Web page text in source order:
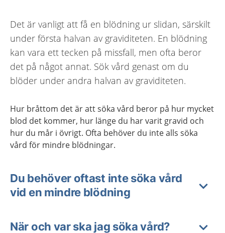
Det är vanligt att få en blödning ur slidan, särskilt
under första halvan av graviditeten. En blödning
kan vara ett tecken på missfall, men ofta beror
det på något annat. Sök vård genast om du
blöder under andra halvan av graviditeten.
Hur bråttom det är att söka vård beror på hur mycket
blod det kommer, hur länge du har varit gravid och
hur du mår i övrigt. Ofta behöver du inte alls söka
vård för mindre blödningar.
Du behöver oftast inte söka vård
vid en mindre blödning
När och var ska jag söka vård?